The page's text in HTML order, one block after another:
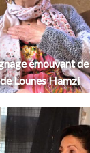
émouvant
Lounes Hamzi